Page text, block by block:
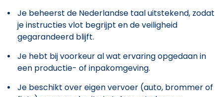
Je beheerst de Nederlandse taal uitstekend, zodat
je instructies vlot begrijpt en de veiligheid
gegarandeerd blijft.
Je hebt bij voorkeur al wat ervaring opgedaan in
een productie- of inpakomgeving.
Je beschikt over eigen vervoer (auto, brommer of